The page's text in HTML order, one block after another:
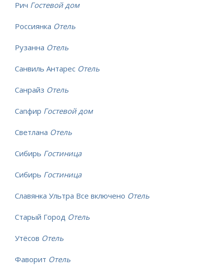
Рич Гостевой дом
Россиянка Отель
Рузанна Отель
Санвиль Антарес Отель
Санрайз Отель
Сапфир Гостевой дом
Светлана Отель
Сибирь Гостиница
Сибирь Гостиница
Славянка Ультра Все включено Отель
Старый Город Отель
Утёсов Отель
Фаворит Отель